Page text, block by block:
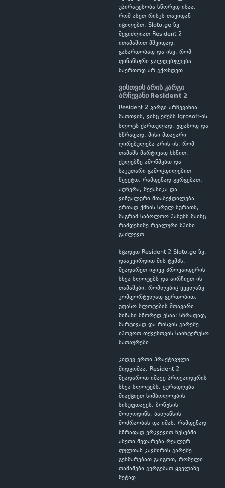
უპირატესობა სწორედ ისაა,
რომ ასეთ რისკს თავიდან
იცილებთ. Sloto.ge-ზე
შეგიძლიათ Resident 2
ითამაშოთ მშვიდად,
გასართობად და ისე, რომ
ფინანსური ვალდებულება
საერთოდ არ გქონდეთ.
ვისთვის არის კარგი
არჩევანი Resident 2
Resident 2 კარგი არჩევანია
მათთვის, ვინც ეძებს Igrosoft-ის
სლოტს ქართულად, უფასოდ და
სწრაფად. მისი მთავარი
ღირებულება არის ის, რომ
თამაშს მარტივად ხსნით,
ქულებზე ამოწმებთ და
საკუთარი გამოცდილებით
წყვეტთ, რამდენად გერგებათ.
აღწერა, მექანიკა და
ვიზუალური შთაბეჭდილება
ერთად ქმნის სრულ სურათს,
მაგრამ საბოლოო პასუხს მაინც
რამდენიმე რეალური სპინი
გაძლევთ.
სცადეთ Resident 2 Sloto.ge-ზე,
დააკვირდით მის ტემპს,
შეადარეთ იგივე პროვაიდერის
სხვა სლოტებს და აირჩიეთ ის
თამაშები, რომლებიც ყველაზე
კომფორტულად გერთობით.
უფასო სლოტების მთავარი
მიზანი სწორედ ესაა: სწრაფად,
მარტივად და რისკის გარეშე
იპოვოთ თქვენთვის საინტერესო
სათაურები.
კიდევ ერთი პრაქტიკული
მიდგომაა, Resident 2
შეადაროთ იმავე პროვაიდერის
სხვა სლოტებს. ყურადღება
მიაქციეთ სიმბოლოების
სისუფთავეს, ბონუსის
მოლოდინს, ბალანსის
მოძრაობას და იმას, რამდენად
სწრაფად ერკვევით წესებში.
ასეთი შედარება რეალურ
ფულთან კავშირის გარეშე
გეხმარებათ გაიგოთ, რომელი
თამაშები გერგებათ ყველაზე
მეტად.